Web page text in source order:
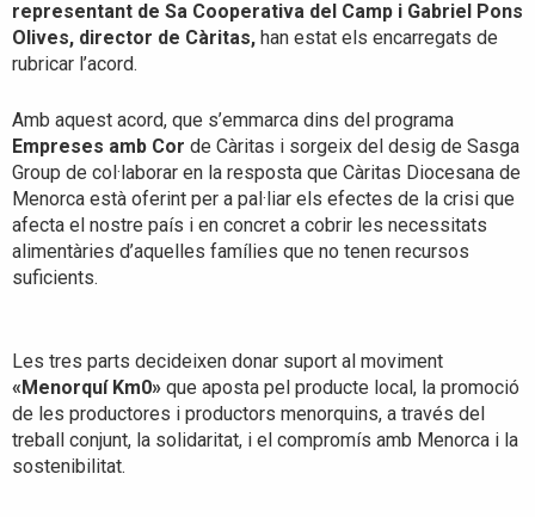
representant de Sa Cooperativa del Camp i Gabriel Pons
Olives, director de Càritas, han estat els encarregats de
rubricar l’acord.
Amb aquest acord, que s’emmarca dins del programa
Empreses amb Cor de Càritas i sorgeix del desig de Sasga
Group de col·laborar en la resposta que Càritas Diocesana de
Menorca està oferint per a pal·liar els efectes de la crisi que
afecta el nostre país i en concret a cobrir les necessitats
alimentàries d’aquelles famílies que no tenen recursos
suficients.
Les tres parts decideixen donar suport al moviment
«Menorquí Km0» que aposta pel producte local, la promoció
de les productores i productors menorquins, a través del
treball conjunt, la solidaritat, i el compromís amb Menorca i la
sostenibilitat.